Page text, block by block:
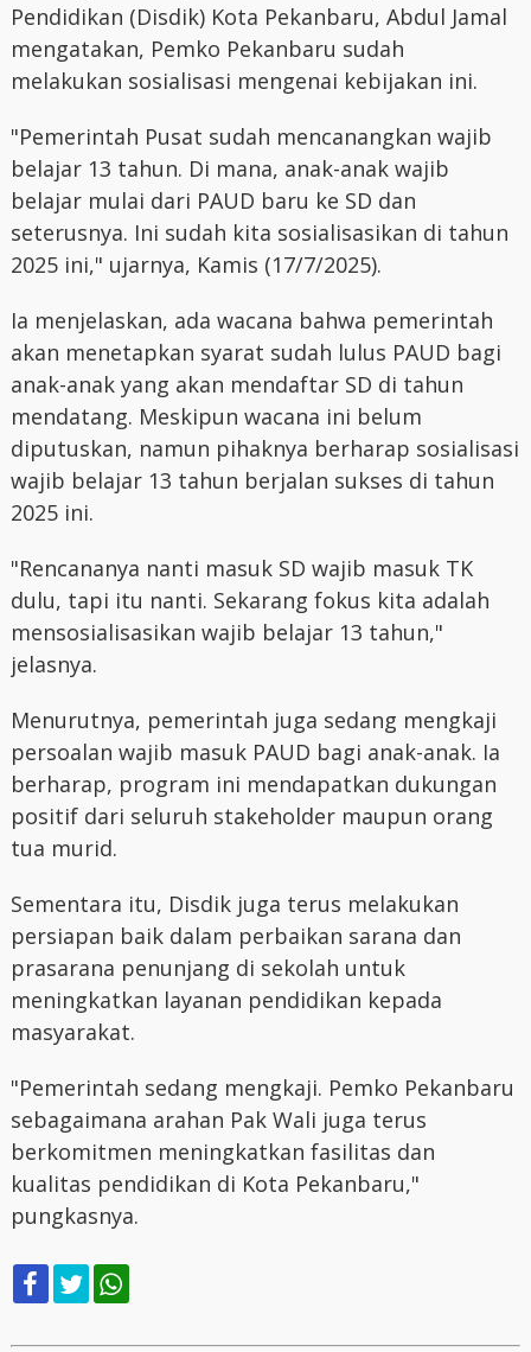
Pendidikan (Disdik) Kota Pekanbaru, Abdul Jamal
mengatakan, Pemko Pekanbaru sudah
melakukan sosialisasi mengenai kebijakan ini.
"Pemerintah Pusat sudah mencanangkan wajib
belajar 13 tahun. Di mana, anak-anak wajib
belajar mulai dari PAUD baru ke SD dan
seterusnya. Ini sudah kita sosialisasikan di tahun
2025 ini," ujarnya, Kamis (17/7/2025).
Ia menjelaskan, ada wacana bahwa pemerintah
akan menetapkan syarat sudah lulus PAUD bagi
anak-anak yang akan mendaftar SD di tahun
mendatang. Meskipun wacana ini belum
diputuskan, namun pihaknya berharap sosialisasi
wajib belajar 13 tahun berjalan sukses di tahun
2025 ini.
"Rencananya nanti masuk SD wajib masuk TK
dulu, tapi itu nanti. Sekarang fokus kita adalah
mensosialisasikan wajib belajar 13 tahun,"
jelasnya.
Menurutnya, pemerintah juga sedang mengkaji
persoalan wajib masuk PAUD bagi anak-anak. Ia
berharap, program ini mendapatkan dukungan
positif dari seluruh stakeholder maupun orang
tua murid.
Sementara itu, Disdik juga terus melakukan
persiapan baik dalam perbaikan sarana dan
prasarana penunjang di sekolah untuk
meningkatkan layanan pendidikan kepada
masyarakat.
"Pemerintah sedang mengkaji. Pemko Pekanbaru
sebagaimana arahan Pak Wali juga terus
berkomitmen meningkatkan fasilitas dan
kualitas pendidikan di Kota Pekanbaru,"
pungkasnya.